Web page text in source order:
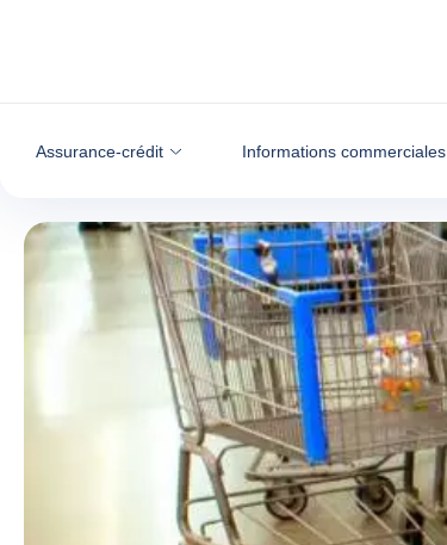
Assurance-crédit Informations commerciales